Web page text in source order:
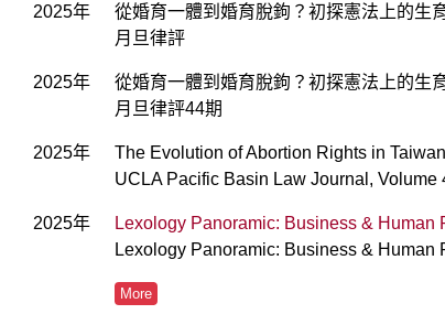
2025年
從婚育一體到婚育脫鉤？初探憲法上的生
月旦律評
2025年
從婚育一體到婚育脫鉤？初探憲法上的生
月旦律評44期
2025年
The Evolution of Abortion Rights in
UCLA Pacific Basin Law Journal, Volume
2025年
Lexology Panoramic: Business & Human
Lexology Panoramic: Business & Human
More